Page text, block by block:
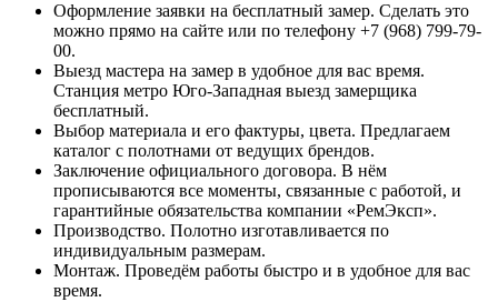
Оформление заявки на бесплатный замер. Сделать это
можно прямо на сайте или по телефону +7 (968) 799-79-
00.
Выезд мастера на замер в удобное для вас время.
Станция метро Юго-Западная выезд замерщика
бесплатный.
Выбор материала и его фактуры, цвета. Предлагаем
каталог с полотнами от ведущих брендов.
Заключение официального договора. В нём
прописываются все моменты, связанные с работой, и
гарантийные обязательства компании «РемЭксп».
Производство. Полотно изготавливается по
индивидуальным размерам.
Монтаж. Проведём работы быстро и в удобное для вас
время.